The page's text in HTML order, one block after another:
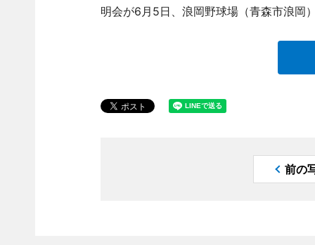
明会が6月5日、浪岡野球場（青森市浪岡
前の